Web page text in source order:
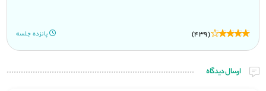
(439) پانزده جلسه
ارسال دیدگاه